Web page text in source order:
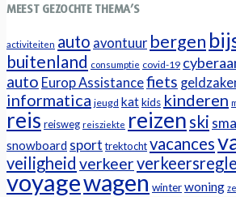
MEEST GEZOCHTE THEMA’S
activiteiten auto avontuur bergen
buitenland consumptie covid-19
auto Europ Assistancefiets
informatica jeugd katkids kinderen
reis reisweg reisziekte reizen ski
snowboard sport trektochtvacances
veiligheid verkeer
voyagewagenwinterwoning